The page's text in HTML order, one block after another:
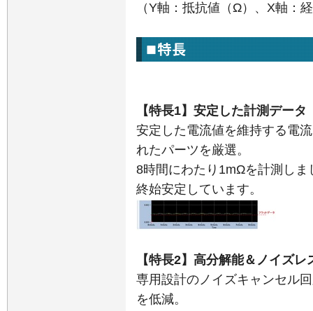
（Y軸：抵抗値（Ω）、 X軸：
【特長1】安定した計測データ
安定した電流値を維持する電
れたパーツを厳選。
8時間にわたり1mΩを計測し
終始安定しています。
【特長2】高分解能＆ノイズレ
専用設計のノイズキャンセル
を低減。